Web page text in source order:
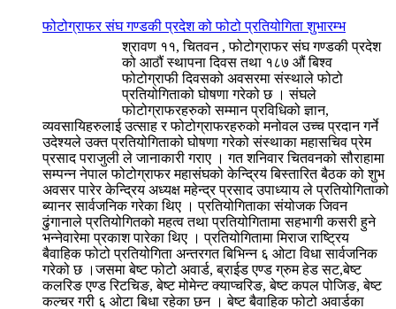
फोटोग्राफर संघ गण्डकी प्रदेश को फोटो प्रतियोगिता शुभारम्भ
श्रावण ११, चितवन , फोटोग्राफर संघ गण्डकी प्रदेश
को आठौं स्थापना दिवस तथा १८७ औं बिश्व
फोटोग्राफी दिवसको अवसरमा संस्थाले फोटो
प्रतियोगिताको घोषणा गरेको छ । संघले
फोटोग्राफरहरुको सम्मान प्रविधिको ज्ञान,
व्यवसायिहरुलाई उत्साह र फोटोग्राफरहरुको मनोवल उच्च प्रदान गर्ने
उदेश्यले उक्त प्रतियोगिताको घोषणा गरेको संस्थाका महासचिव प्रेम
प्रसाद पराजुली ले जानाकारी गराए । गत शनिवार चितवनको सौराहामा
सम्पन्न नेपाल फोटोग्राफर महासंघको केन्द्रिय बिस्तारित बैठक को शुभ
अवसर पारेर केन्द्रिय अध्यक्ष महेन्द्र प्रसाद उपाध्याय ले प्रतियोगिताको
ब्यानर सार्वजनिक गरेका थिए । प्रतियोगिताका संयोजक जिवन
ढुंगानाले प्रतियोगितको महत्व तथा प्रतियोगितामा सहभागी कसरी हुने
भन्नेवारेमा प्रकाश पारेका थिए । प्रतियोगितामा मिराज राष्ट्रिय
बैवाहिक फोटो प्रतियोगिता अन्तरगत बिभिन्न ६ ओटा विधा सार्वजनिक
गरेको छ ।जसमा बेष्ट फोटो अवार्ड, ब्राईड एण्ड ग्रुम हेड सट,बेष्ट
कलरिङ एण्ड रिटचिङ, बेष्ट मोमेन्ट क्याप्चरिङ, बेष्ट कपल पोजिङ, बेष्ट
कल्चर गरी ६ ओटा बिधा रहेका छन । बेष्ट बैवाहिक फोटो अवार्डका